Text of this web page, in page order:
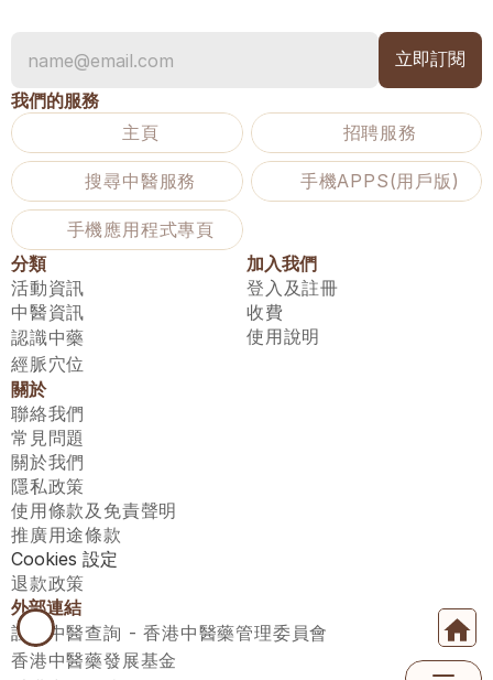
我們的服務
主頁
招聘服務
搜尋中醫服務 手機APPS(用戶版)
手機應用程式專頁
分類
活動資訊
中醫資訊
認識中藥
經脈穴位
加入我們
登入及註冊
收費
使用說明
關於
聯絡我們
常見問題
關於我們
隱私政策
使用條款及免責聲明
推廣用途條款
Cookies 設定
退款政策
外部連結
註冊中醫查詢 - 香港中醫藥管理委員會
香港中醫藥發展基金